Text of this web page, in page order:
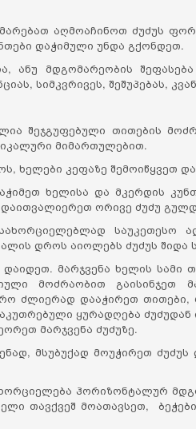
აღმოაჩინოთ ძუძუს
დაჭიმული უნდა გქონდეთ.
ანუ მდგომარეობის
სიმკვრივეს, შეშუპებას,
შეჯგუფებული თითების
მიმართულებით.
ხელები კეფაზე შემოიწყვეთ და
ხელისა და მკერდის
ორივე ძუძუ
საუკეთესო
დროს აიოლებს ძუძუს შიდა
მარჯვენა ხელის სამი
მოძრაობით გაისინჯეთ
ძლიერად დააჭირეთ
ყურადღება
მარჯვენა ძუძუზე.
მსუბუქად მოუჭირეთ
ჰორიზონტალურ
თავქვეშ მოათავსეთ,